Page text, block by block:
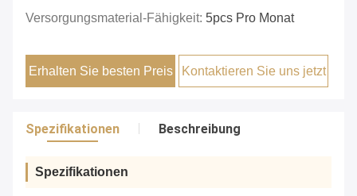
Versorgungsmaterial-Fähigkeit: 5pcs Pro Monat
Erhalten Sie besten Preis Kontaktieren Sie uns jetzt
Spezifikationen Beschreibung
Spezifikationen